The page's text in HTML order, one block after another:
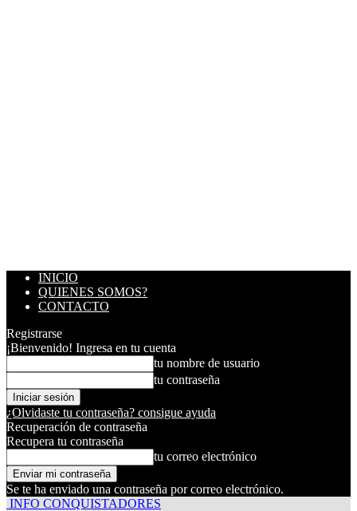
INICIO
QUIENES SOMOS?
CONTACTO
Registrarse
¡Bienvenido! Ingresa en tu cuenta
tu nombre de usuario
tu contraseña
¿Olvidaste tu contraseña? consigue ayuda
Recuperación de contraseña
Recupera tu contraseña
tu correo electrónico
Se te ha enviado una contraseña por correo electrónico.
INFO CONQUISTADORES